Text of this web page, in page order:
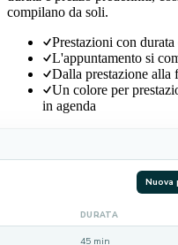
compilano da soli.
Prestazioni con
L'appuntamento si
Dalla prestazione alla
Un colore per
in agenda
Nuova
DURATA
45 min